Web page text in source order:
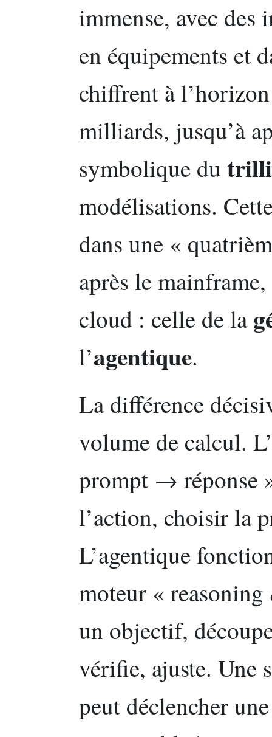
immense, avec des
en équipements et
chiffrent à
milliards, jusqu’à
symbolique du
modélisations.
dans une «
après le
cloud : celle de la
l’agentique.
La différence
volume de calcul.
prompt → réponse
l’action, choisir la
L’agentique
moteur «
un objectif,
vérifie, ajuste. Une
peut déclencher